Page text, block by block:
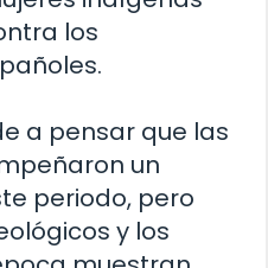
los
a pensar que las
un
periodo, pero
y los